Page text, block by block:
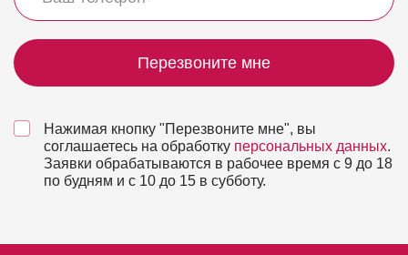
Перезвоните мне
Нажимая кнопку "Перезвоните мне", вы
соглашаетесь на обработку персональных данных.
Заявки обрабатываются в рабочее время с 9 до 18
по будням и с 10 до 15 в субботу.